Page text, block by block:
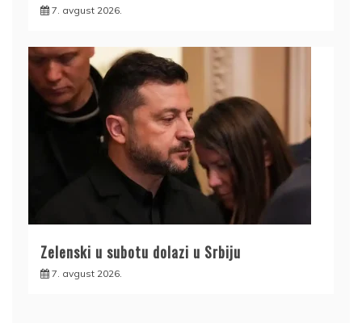
7. avgust 2026.
Zelenski u subotu dolazi u Srbiju
7. avgust 2026.